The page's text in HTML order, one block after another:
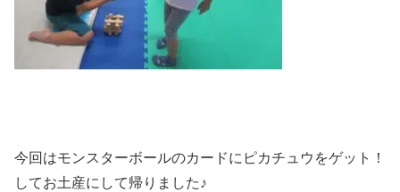
今回はモンスターボールのカードにピカチュウをゲット！
してお土産にして帰りました♪